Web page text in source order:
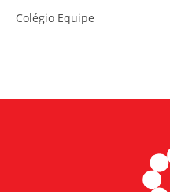
Colégio Equipe